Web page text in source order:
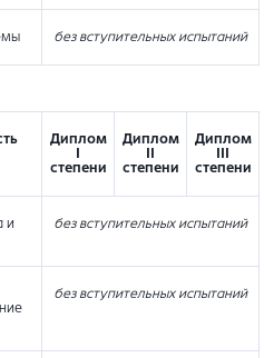
без вступительных испытаний
Диплом
степени
Диплом
степени
Диплом
степени
и
без вступительных испытаний
без вступительных испытаний